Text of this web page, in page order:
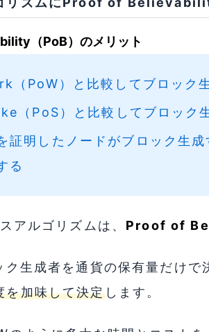
（PoB）のメリット
PoW）と比較してブロック
PoS）と比較してブロック
証明したノードがブロック生
る
アルゴリズムは、 Proof of
生成者を通貨の保有量だけで
を加味して決定します。